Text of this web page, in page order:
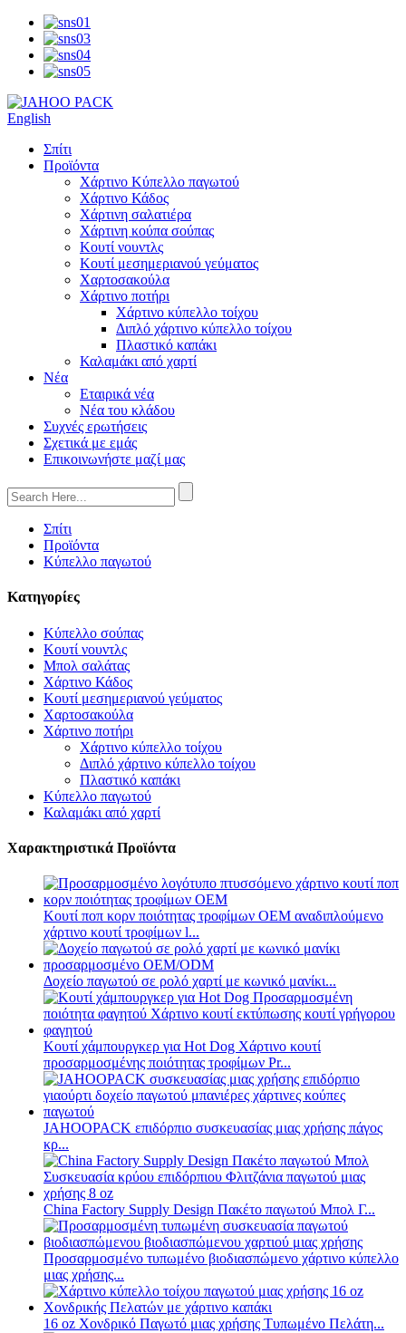
English
Σπίτι
Προϊόντα
Χάρτινο Κύπελλο παγωτού
Χάρτινο Κάδος
Χάρτινη σαλατιέρα
Χάρτινη κούπα σούπας
Κουτί νουντλς
Κουτί μεσημεριανού γεύματος
Χαρτοσακούλα
Χάρτινο ποτήρι
Χάρτινο κύπελλο τοίχου
Διπλό χάρτινο κύπελλο τοίχου
Πλαστικό καπάκι
Καλαμάκι από χαρτί
Νέα
Εταιρικά νέα
Νέα του κλάδου
Συχνές ερωτήσεις
Σχετικά με εμάς
Επικοινωνήστε μαζί μας
Σπίτι
Προϊόντα
Κύπελλο παγωτού
Κατηγορίες
Κύπελλο σούπας
Κουτί νουντλς
Μπολ σαλάτας
Χάρτινο Κάδος
Κουτί μεσημεριανού γεύματος
Χαρτοσακούλα
Χάρτινο ποτήρι
Χάρτινο κύπελλο τοίχου
Διπλό χάρτινο κύπελλο τοίχου
Πλαστικό καπάκι
Κύπελλο παγωτού
Καλαμάκι από χαρτί
Χαρακτηριστικά Προϊόντα
Κουτί ποπ κορν ποιότητας τροφίμων OEM αναδιπλούμενο
χάρτινο κουτί τροφίμων l...
Δοχείο παγωτού σε ρολό χαρτί με κωνικό μανίκι...
Κουτί χάμπουργκερ για Hot Dog Χάρτινο κουτί
προσαρμοσμένης ποιότητας τροφίμων Pr...
JAHOOPACK επιδόρπιο συσκευασίας μιας χρήσης πάγος
κρ...
China Factory Supply Design Πακέτο παγωτού Μπολ Γ...
Προσαρμοσμένο τυπωμένο βιοδιασπώμενο χάρτινο κύπελλο
μιας χρήσης...
16 oz Χονδρικό Παγωτό μιας χρήσης Τυπωμένο Πελάτη...